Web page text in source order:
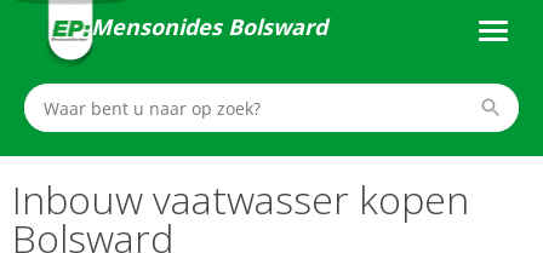
Mensonides Bolsward
Inbouw vaatwasser kopen
Bolsward